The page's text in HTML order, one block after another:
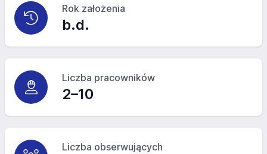
Rok założenia
b.d.
Liczba pracowników
2–10
Liczba obserwujących